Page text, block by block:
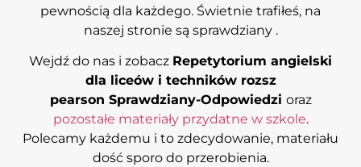
pewnością dla każdego. Świetnie trafiłeś, na
naszej stronie są sprawdziany .
Wejdź do nas i zobacz Repetytorium angielski
dla liceów i techników rozsz
pearson Sprawdziany-Odpowiedzi oraz
pozostałe materiały przydatne w szkole.
Polecamy każdemu i to zdecydowanie, materiału
dość sporo do przerobienia.